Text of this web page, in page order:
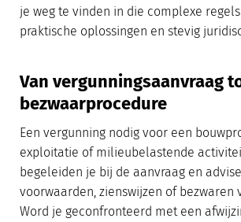
je weg te vinden in die complexe
praktische oplossingen en stevig
Van vergunningsaanvraag
bezwaarprocedure
Een vergunning nodig voor een
exploitatie of milieubelastende
begeleiden je bij de aanvraag en
voorwaarden, zienswijzen of bezwaren
Word je geconfronteerd met een